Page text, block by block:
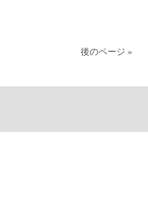
後のページ »